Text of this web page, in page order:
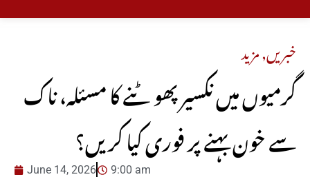
خبریں,مزید
گرمیوں میں نکسیر پھوٹنے کا مسئلہ، ناک
سے خون بہنے پر فوری کیا کریں؟
June 14, 2026 9:00 am